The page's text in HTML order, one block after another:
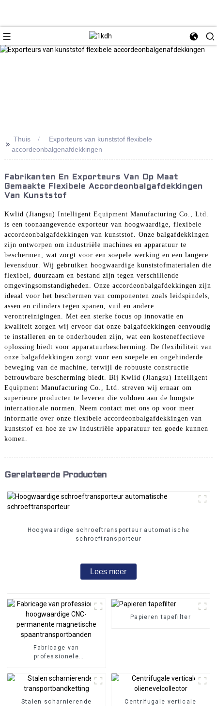
>> Thuis
Exporteurs van kunststof flexibele
accordeonbalgenafdekkingen
Fabrikanten En Exporteurs Van Op Maat
Gemaakte Flexibele Accordeonbalgafdekkingen
Van Kunststof
Kwlid (Jiangsu) Intelligent Equipment Manufacturing Co., Ltd.
is een toonaangevende exporteur van hoogwaardige, flexibele
accordeonbalgafdekkingen van kunststof. Onze balgafdekkingen
zijn ontworpen om industriële machines en apparatuur te
beschermen, wat zorgt voor een soepele werking en een langere
levensduur. Wij gebruiken hoogwaardige kunststofmaterialen die
flexibel, duurzaam en bestand zijn tegen verschillende
omgevingsomstandigheden. Onze accordeonbalgafdekkingen zijn
ideaal voor het beschermen van componenten zoals leidspindels,
assen en cilinders tegen spanen, vuil en andere
verontreinigingen. Met een sterke focus op innovatie en
kwaliteit zorgen wij ervoor dat onze balgafdekkingen eenvoudig
te installeren en te onderhouden zijn, wat een kosteneffectieve
oplossing biedt voor apparatuurbescherming. De flexibiliteit van
onze balgafdekkingen zorgt voor een soepele en ongehinderde
beweging van de machine, terwijl de robuuste constructie
betrouwbare bescherming biedt. Bij Kwlid (Jiangsu) Intelligent
Equipment Manufacturing Co., Ltd. streven wij ernaar om
superieure producten te leveren die voldoen aan de hoogste
internationale normen. Neem contact met ons op voor meer
informatie over onze flexibele accordeonbalgafdekkingen van
kunststof en hoe ze uw industriële apparatuur ten goede kunnen
komen.
Gerelateerde Producten
Hoogwaardige schroeftransporteur automatische
schroeftransporteur
Lees meer
Fabricage van
professionele
permanente magnetische
spaantransportbanden
Papieren tapefilter
Stalen scharnierende
Centrifugale verticale